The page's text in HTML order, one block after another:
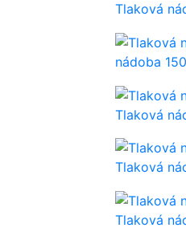
Tlaková
nádoba
Tlaková
Tlaková
Tlaková